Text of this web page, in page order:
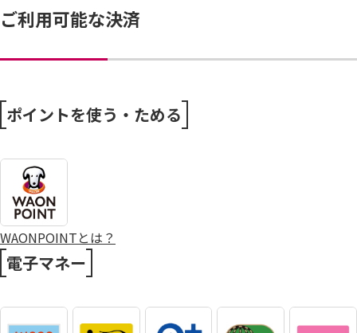
ご利用可能な決済
ポイントを使う・ためる
WAONPOINTとは？
電子マネー